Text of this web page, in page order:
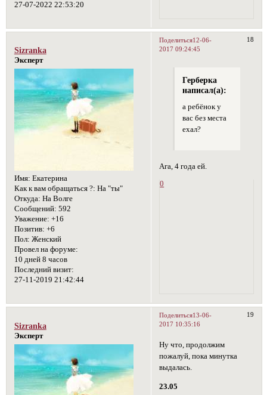
27-07-2022 22:53:20
Поделиться 18
12-06-
2017 09:24:45
Sizranka
Эксперт
Имя: Екатерина
Как к вам обращаться ?: На "ты"
Откуда: На Волге
Сообщений: 592
Уважение: +16
Позитив: +6
Пол: Женский
Провел на форуме:
10 дней 8 часов
Последний визит:
27-11-2019 21:42:44
Герберка
написал(а):
а ребёнок у
вас без места
ехал?
Ага, 4 года ей.
0
Поделиться 19
13-06-
2017 10:35:16
Sizranka
Эксперт
Ну что, продолжим
пожалуй, пока минутка
выдалась.
23.05